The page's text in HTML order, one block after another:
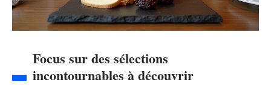
Focus sur des sélections
incontournables à découvrir